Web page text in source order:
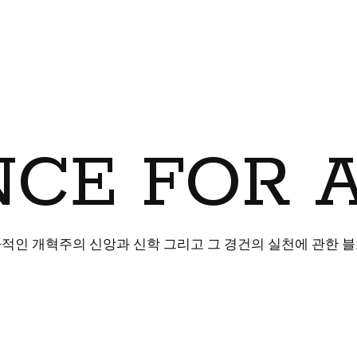
FOR
인 개혁주의 신앙과 신학 그리고 그 경건의 실천에 관한